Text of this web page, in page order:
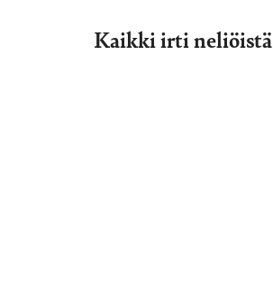
Kaikki irti neliöistä